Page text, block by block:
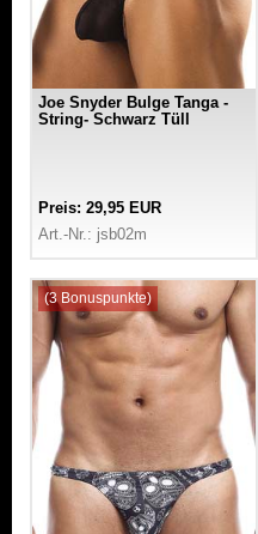
Joe Snyder Bulge Tanga -
String- Schwarz Tüll
Preis: 29,95 EUR
Art.-Nr.: jsb02m
(3 Bonuspunkte)